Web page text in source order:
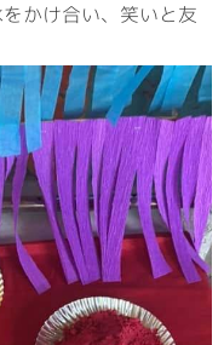
かけ合い、笑いと友